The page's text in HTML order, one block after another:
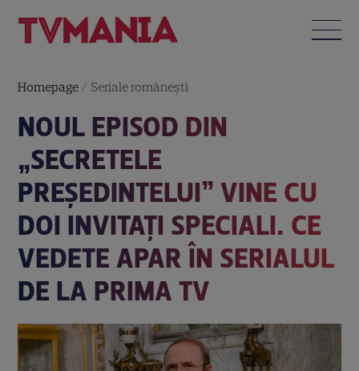
Homepage / Seriale româneşti
NOUL EPISOD DIN
„SECRETELE
PREȘEDINTELUI” VINE CU
DOI INVITAȚI SPECIALI. CE
VEDETE APAR ÎN SERIALUL
DE LA PRIMA TV